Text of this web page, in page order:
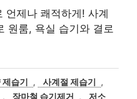
언제나 쾌적하게! 사계
원룸, 욕실 습기와 결로
습기 , 사계절 제습기
,
, 장마철 습기제거 ,
저소